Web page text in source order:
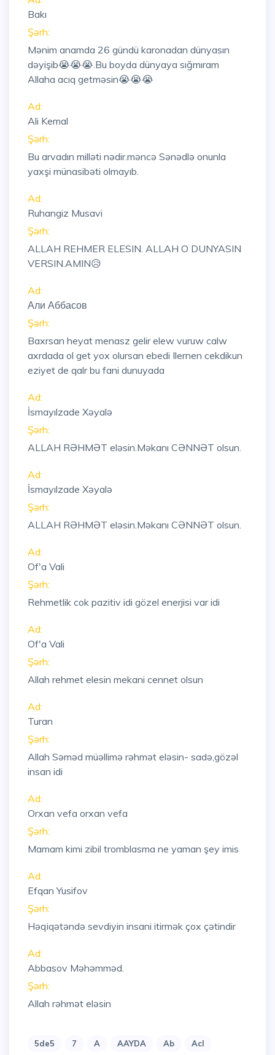
Bakı
Şərh:
Mənim anamda 26 gündü karonadan dünyasın
dəyişib😭😭😭.Bu boyda dünyaya sığmıram
Allaha acıq getməsin😭😭😭
Ad:
Ali Kemal
Şərh:
Bu arvadın milləti nədir.məncə Sənədlə onunla
yaxşi münasibəti olmayıb.
Ad:
Ruhangiz Musavi
Şərh:
ALLAH REHMER ELESIN. ALLAH O DUNYASIN
VERSIN.AMIN😥
Ad:
Али Аббасов
Şərh:
Baxrsan heyat menasz gelir elew vuruw calw
axrdada ol get yox olursan ebedi Ilernen cekdikun
eziyet de qalr bu fani dunuyada
Ad:
İsmayılzade Xəyalə
Şərh:
ALLAH RƏHMƏT eləsin.Məkanı CƏNNƏT olsun.
Ad:
İsmayılzade Xəyalə
Şərh:
ALLAH RƏHMƏT eləsin.Məkanı CƏNNƏT olsun.
Ad:
Of'a Vali
Şərh:
Rehmetlik cok pazitiv idi gözel enerjisi var idi
Ad:
Of'a Vali
Şərh:
Allah rehmet elesin mekani cennet olsun
Ad:
Turan
Şərh:
Allah Səməd müəllimə rəhmət eləsin- sadə,gözəl
insan idi
Ad:
Orxan vefa orxan vefa
Şərh:
Mamam kimi zibil tromblasma ne yaman şey imis
Ad:
Efqan Yusifov
Şərh:
Həqiqətəndə sevdiyin insani itirmək çox çətindir
Ad:
Abbasov Məhəmməd.
Şərh:
Allah rəhmət eləsin
5de5 7 A AAYDA Ab
Acl